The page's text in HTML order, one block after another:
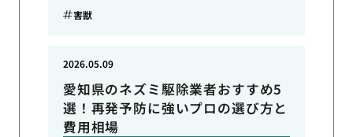
害獣
愛知県のネズミ駆除業者おすすめ5
選！再発予防に強いプロの選び方と
費用相場
2026.05.09